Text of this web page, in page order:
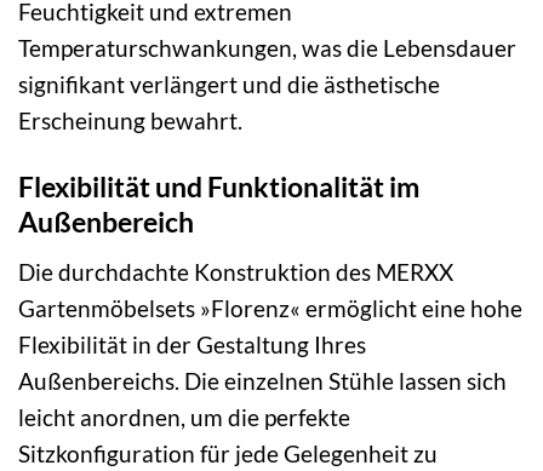
Feuchtigkeit und extremen
Temperaturschwankungen, was die Lebensdauer
signifikant verlängert und die ästhetische
Erscheinung bewahrt.
Flexibilität und Funktionalität im
Außenbereich
Die durchdachte Konstruktion des MERXX
Gartenmöbelsets »Florenz« ermöglicht eine hohe
Flexibilität in der Gestaltung Ihres
Außenbereichs. Die einzelnen Stühle lassen sich
leicht anordnen, um die perfekte
Sitzkonfiguration für jede Gelegenheit zu